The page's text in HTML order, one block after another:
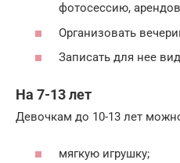
фотосессию,
Организовать
Записать для нее
На 7-13 лет
Девочкам до 10-13 лет
мягкую игрушку;